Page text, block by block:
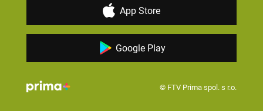
App Store
Google Play
© FTV Prima spol. s r.o.